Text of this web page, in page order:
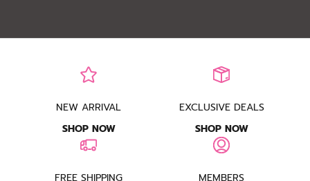
NEW ARRIVAL
SHOP NOW
EXCLUSIVE DEALS
SHOP NOW
FREE SHIPPING
MEMBERS